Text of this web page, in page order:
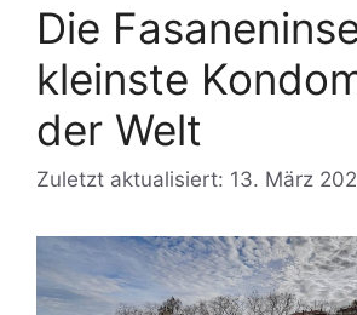
Die
kleinste
der Welt
Zuletzt aktualisiert: 13. März